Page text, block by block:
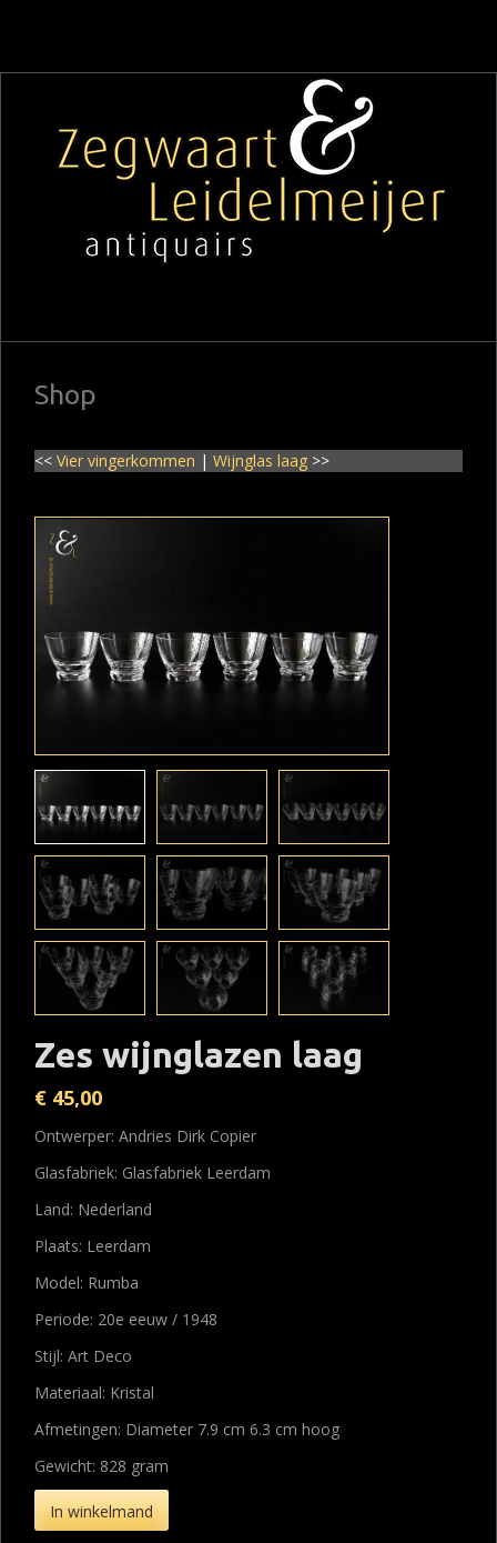
Shop
<< Vier vingerkommen | Wijnglas laag >>
Zes wijnglazen laag
€ 45,00
Ontwerper: Andries Dirk Copier
Glasfabriek: Glasfabriek Leerdam
Land: Nederland
Plaats: Leerdam
Model: Rumba
Periode: 20e eeuw / 1948
Stijl: Art Deco
Materiaal: Kristal
Afmetingen: Diameter 7.9 cm 6.3 cm hoog
Gewicht: 828 gram
In winkelmand